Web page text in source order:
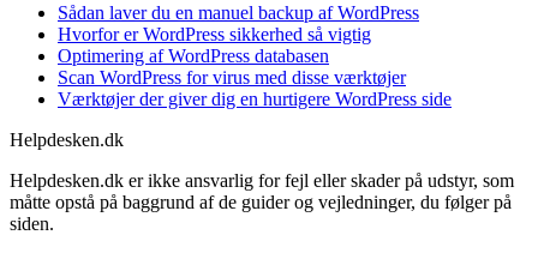
Sådan laver du en manuel backup af WordPress
Hvorfor er WordPress sikkerhed så vigtig
Optimering af WordPress databasen
Scan WordPress for virus med disse værktøjer
Værktøjer der giver dig en hurtigere WordPress side
Helpdesken.dk
Helpdesken.dk er ikke ansvarlig for fejl eller skader på udstyr, som
måtte opstå på baggrund af de guider og vejledninger, du følger på
siden.